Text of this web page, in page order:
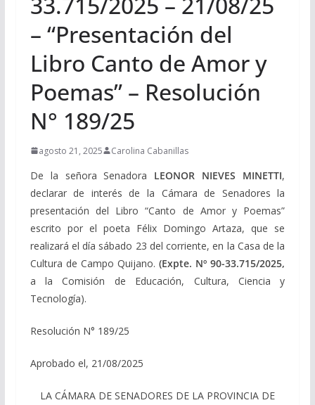
– “Presentación del
Libro Canto de Amor y
Poemas” – Resolución
N° 189/25
agosto 21, 2025 Carolina Cabanillas
De la señora Senadora LEONOR NIEVES MINETTI,
declarar de interés de la Cámara de Senadores la
presentación del Libro “Canto de Amor y Poemas”
escrito por el poeta Félix Domingo Artaza, que se
realizará el día sábado 23 del corriente, en la Casa de la
Cultura de Campo Quijano.(Expte. Nº 90-33.715/2025,
a la Comisión de Educación, Cultura, Ciencia y
Tecnología).
Resolución N° 189/25
Aprobado el, 21/08/2025
LA CÁMARA DE SENADORES DE LA PROVINCIA DE